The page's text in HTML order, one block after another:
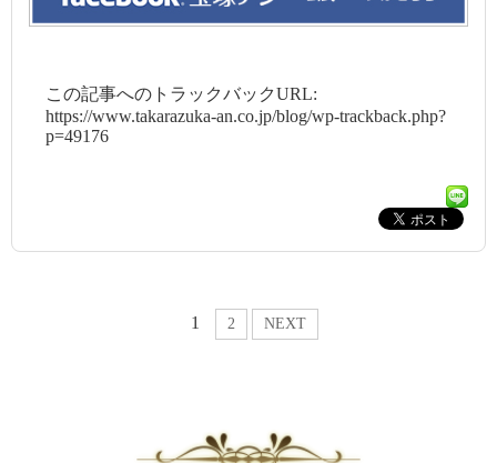
この記事へのトラックバックURL:
https://www.takarazuka-an.co.jp/blog/wp-trackback.php?
p=49176
1 2 NEXT